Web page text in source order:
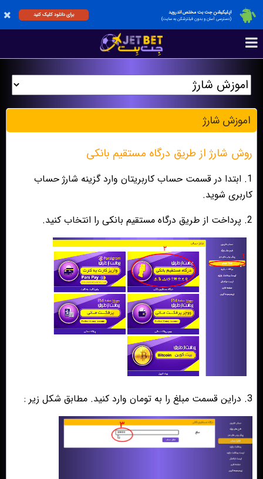
اپلیکیشن جت بت مختص اندروید
(دسترسی آسان و بدون فیلترشکن به سایت)
برای دانلود کلیک کنید
اموزش شارژ
روش شارژ از طریق درگاه مستقیم بانکی
1. ابتدا در قسمت حساب کاربریتان وارد گزینه شارژ حساب
کاربری شوید.
2. پرداخت از طریق درگاه مستقیم بانکی را انتخاب کنید.
3. دراین قسمت مبلغ را به تومان وارد کنید. مطابق شکل زیر :